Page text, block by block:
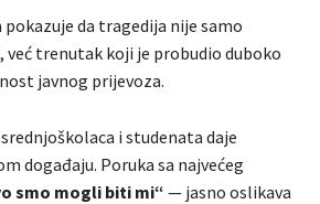
da tragedija nije samo
već trenutak koji je probudio duboko
javnog prijevoza.
i studenata daje
događaju. Poruka sa najvećeg
smo mogli biti mi“ — jasno oslikava